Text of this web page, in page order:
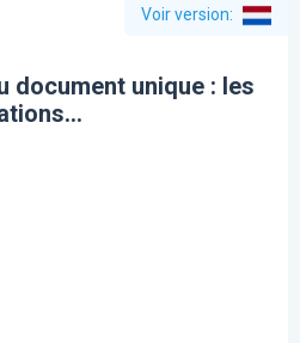
Voir version:
document unique : les